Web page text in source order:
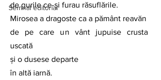
Semnal editorial
de gurile ce-și furau răsuflările.
Mirosea a dragoste ca a pământ reavăn
de pe care un vânt jupuise crusta
uscată
și o dusese departe
în altă iarnă.